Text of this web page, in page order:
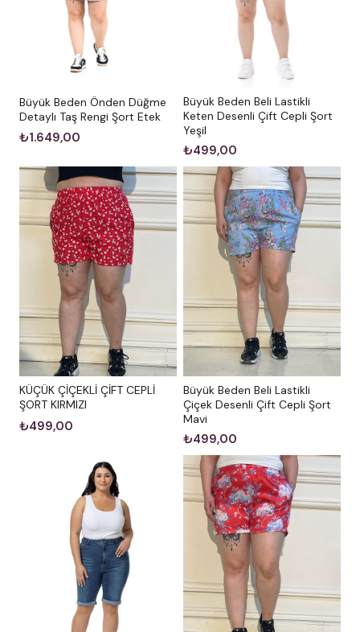
Büyük Beden Önden Düğme
Detaylı Taş Rengi Şort Etek
₺1.649,00
Büyük Beden Beli Lastikli
Keten Desenli Çift Cepli Şort
Yeşil
₺499,00
KÜÇÜK ÇİÇEKLİ ÇİFT CEPLİ
ŞORT KIRMIZI
₺499,00
Büyük Beden Beli Lastikli
Çiçek Desenli Çift Cepli Şort
Mavi
₺499,00